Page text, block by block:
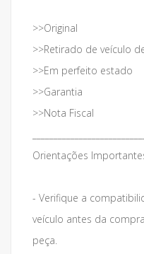
>>Original
>>Retirado de veículo
>>Em perfeito estado
>>Garantia
>>Nota Fiscal
Orientações
- Verifique a
veículo antes da
peça.